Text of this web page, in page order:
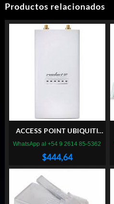
Productos relacionados
ACCESS POINT UBIQUITI
ROCKET M5
$444,64
WhatsApp al +54 9 2614 85-5362